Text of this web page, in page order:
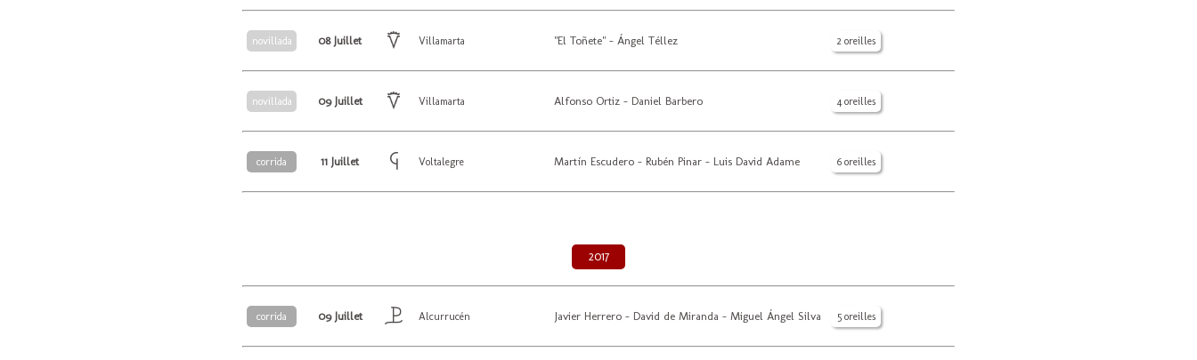
novillada 08 Juillet Villamarta "El Toñete" - Ángel Téllez 2 oreilles
novillada 09 Juillet Villamarta Alfonso Ortiz - Daniel Barbero 4 oreilles
corrida 11 Juillet Voltalegre Martín Escudero - Rubén Pinar - Luis David Adame 6 oreilles
2017
corrida 09 Juillet Alcurrucén Javier Herrero - David de Miranda - Miguel Ángel Silva 5 oreilles